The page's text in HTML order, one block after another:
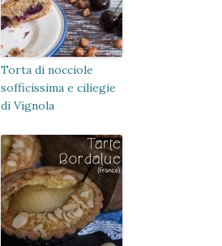
Torta di nocciole
sofficissima e ciliegie
di Vignola